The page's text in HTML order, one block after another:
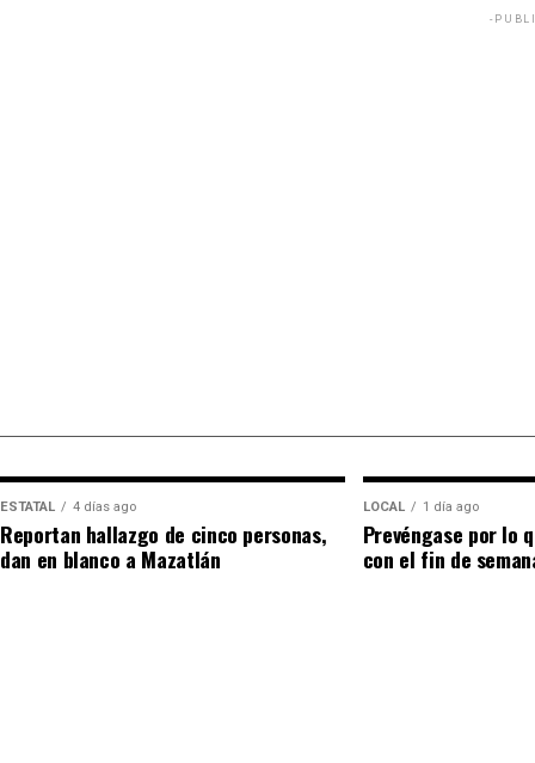
-
ESTATAL 4 días ago
Reportan hallazgo de cinco personas,
dan en blanco a Mazatlán
LOCAL 1 día ago
Prevéngase por lo
con el fin de